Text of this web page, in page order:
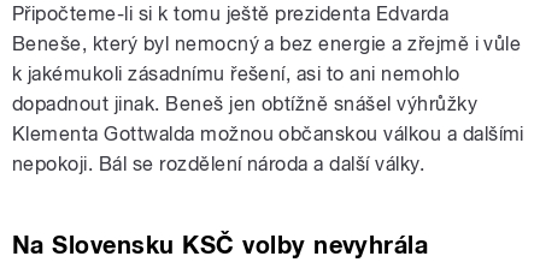
Připočteme-li si k tomu ještě prezidenta Edvarda
Beneše, který byl nemocný a bez energie a zřejmě i vůle
k jakémukoli zásadnímu řešení, asi to ani nemohlo
dopadnout jinak. Beneš jen obtížně snášel výhrůžky
Klementa Gottwalda možnou občanskou válkou a dalšími
nepokoji. Bál se rozdělení národa a další války.
Na Slovensku KSČ volby nevyhrála